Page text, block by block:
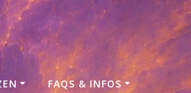
FAQS & INFOS